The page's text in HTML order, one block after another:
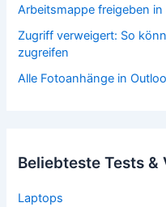
Arbeitsmappe freigeben
Zugriff verweigert: So
zugreifen
Alle Fotoanhänge in
Beliebteste Tests &
Laptops